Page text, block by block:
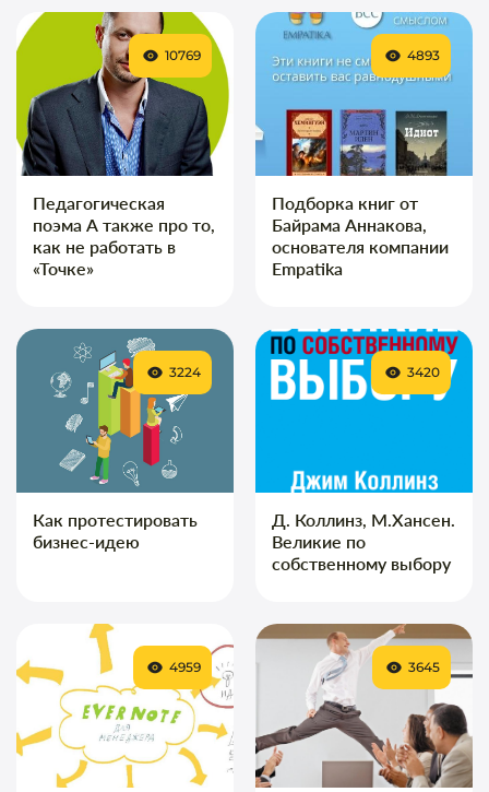
Педагогическая
поэма А также про то,
как не работать в
«Точке»
10769
Подборка книг от
Байрама Аннакова,
основателя компании
Empatika
4893
Как протестировать
бизнес-идею
3224
Д. Коллинз, М.Хансен.
Великие по
собственному выбору
3420
4959 3645